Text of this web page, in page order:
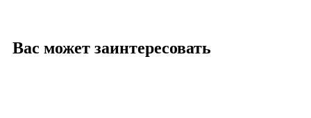
Вас может заинтересовать